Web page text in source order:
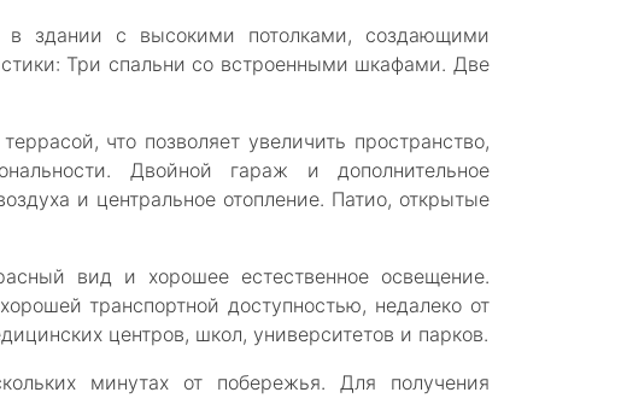
в здании с высокими потолками, создающими
Три спальни со встроенными шкафами. Две
что позволяет увеличить пространство,
Двойной гараж и дополнительное
и центральное отопление. Патио, открытые
вид и хорошее естественное освещение.
транспортной доступностью, недалеко от
центров, школ, университетов и парков.
минутах от побережья. Для получения